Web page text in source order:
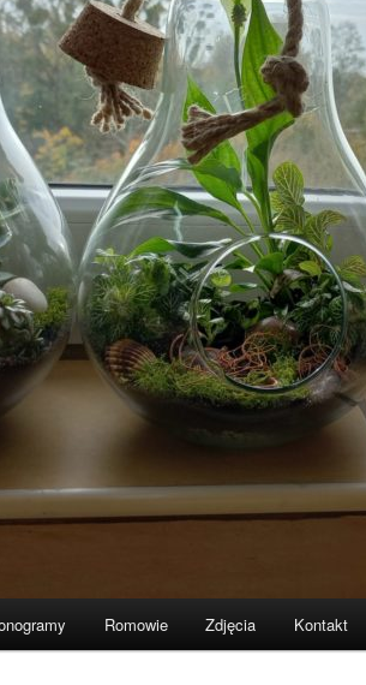
Romowie Zdjęcia Kontakt